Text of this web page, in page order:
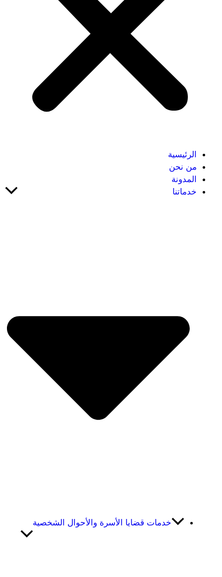
الرئيسية
من نحن
المدونة
خدماتنا
خدمات قضايا الأسرة والأحوال الشخصية